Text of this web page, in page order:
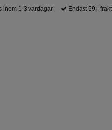
inom 1-3 vardagar Endast 59:- frakt